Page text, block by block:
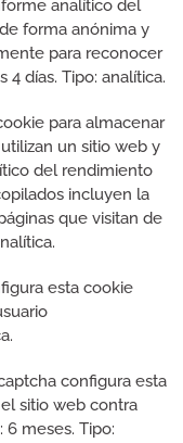
analítico del
forma anónima y
para reconocer
4 días. Tipo: analítica.
para almacenar
un sitio web y
del rendimiento
incluyen la
que visitan de
esta cookie
configura esta
sitio web contra
6 meses. Tipo: